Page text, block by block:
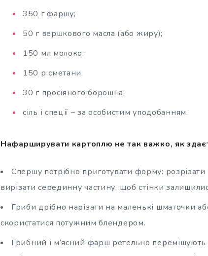
350 г фаршу;
50 г вершкового масла (або жиру);
150 мл молоко;
150 р сметани;
30 г просіяного борошна;
сіль і спеції – за особистим уподобанням.
Нафарширувати картоплю не так важко, як
Спершу потрібно приготувати форму:
вирізати серединну частину, щоб стінки
Гриби дрібно нарізати на маленькі шматочки
скористатися потужним блендером.
Грибний і м’ясний фарш ретельно